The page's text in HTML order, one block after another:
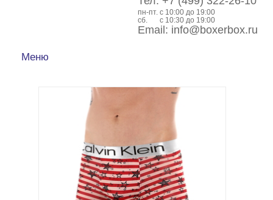
пн-пт. c 10:00 до 19:00
сб.
с 10:30 до 19:00
Email: info@boxerbox.ru
Меню